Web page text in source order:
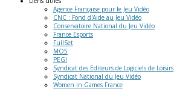
Agence Française pour le Jeu Vidéo
CNC : Fond d'Aide au Jeu Vidéo
Conservatoire National du Jeu Vidéo
France Esports
FullSet
MO5
PEGI
Syndicat des Editeurs de Logiciels de Loisirs
Syndicat National du Jeu Vidéo
Women in Games France